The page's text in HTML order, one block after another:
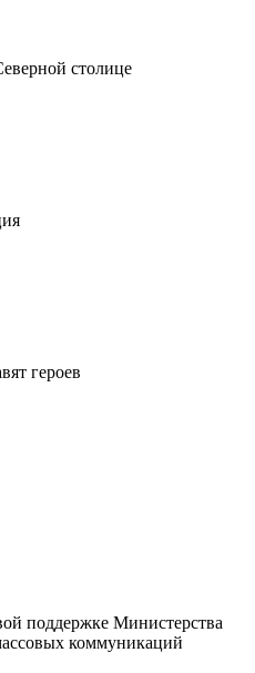
столице
героев
поддержке Министерства
коммуникаций